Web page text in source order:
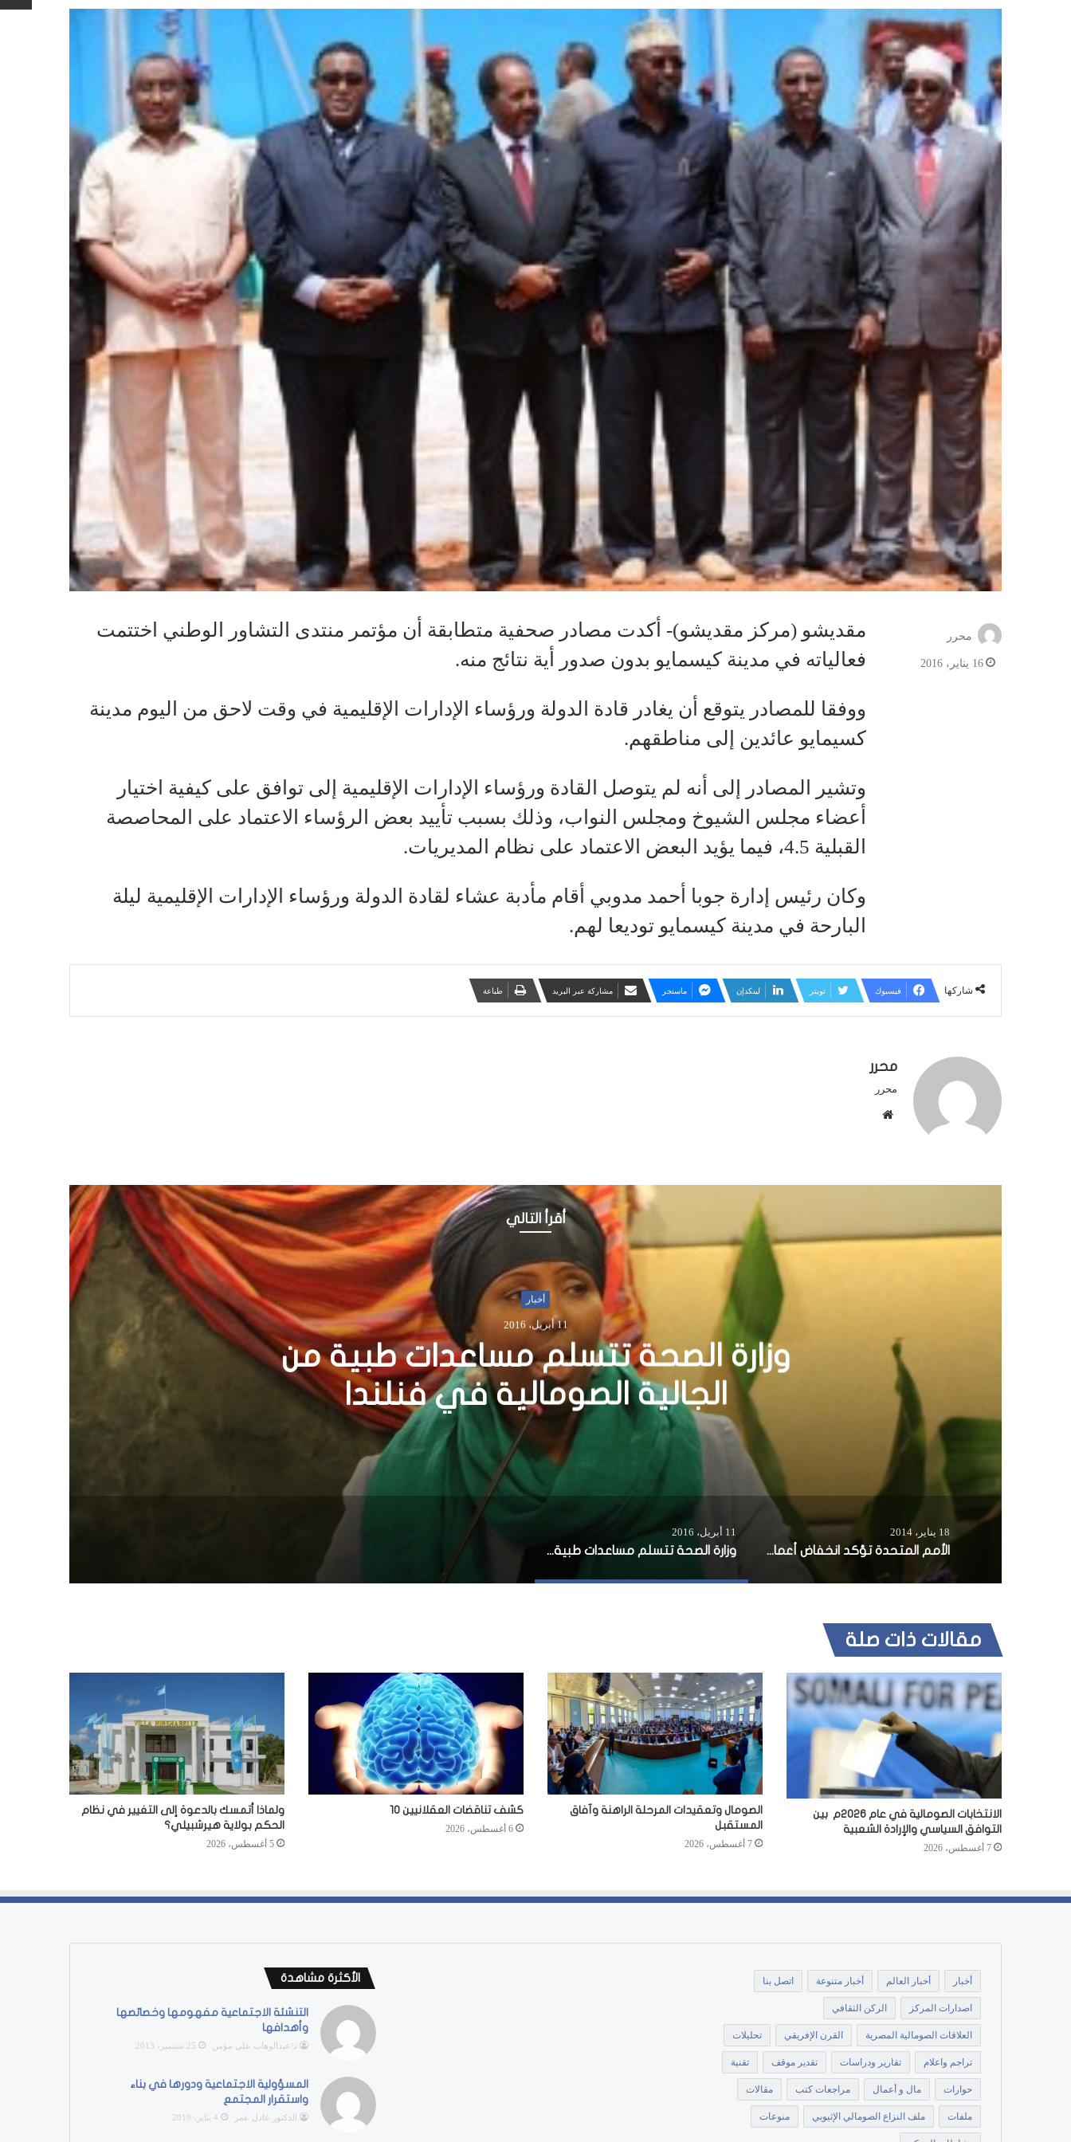
مقديشو (مركز مقديشو)- أكدت مصادر صحفية متطابقة أن مؤتمر منتدى التشاور الوطني اختتمت
فعالياته في مدينة كيسمايو بدون صدور أية نتائج منه.
ووفقا للمصادر يتوقع أن يغادر قادة الدولة ورؤساء الإدارات الإقليمية في وقت لاحق من اليوم مدينة
كسيمايو عائدين إلى مناطقهم.
وتشير المصادر إلى أنه لم يتوصل القادة ورؤساء الإدارات الإقليمية إلى توافق على كيفية اختيار
أعضاء مجلس الشيوخ ومجلس النواب، وذلك بسبب تأييد بعض الرؤساء الاعتماد على المحاصصة
القبلية 4.5، فيما يؤيد البعض الاعتماد على نظام المديريات.
وكان رئيس إدارة جوبا أحمد مدوبي أقام مأدبة عشاء لقادة الدولة ورؤساء الإدارات الإقليمية ليلة
البارحة في مدينة كيسمايو توديعا لهم.
محرر
16 يناير، 2016
شاركها فيسبوك تويتر لينكدإن ماسنجر مشاركة عبر البريد طباعة
محرر
محرر
و
أقرأ التالي
أخبار
18 يناير، 2014
الأمم المتحدة تؤكد انخفاض أعمال
القرصنة البحرية في أنحاء العالم
18 يناير، 2014
الأمم المتحدة تؤكد انخفاض أعمال القرصنة البحرية في أنحاء العالم
11 أبريل، 2016
وزارة الصحة تتسلم مساعدات طبية من الجالية الصومالية في فنلندا
مقالات ذات صلة
الانتخابات الصومالية في عام 2026م بين
التوافق السياسي والإرادة الشعبية
7 أغسطس، 2026
الصومال وتعقيدات المرحلة الراهنة وآفاق
المستقبل
7 أغسطس، 2026
كشف تناقضات العقلانيين 10
6 أغسطس، 2026
ولماذا أتمسك بالدعوة إلى التغيير في نظام
الحكم بولاية هيرشبيلي؟
5 أغسطس، 2026
أخبار أخبار العالم أخبار متنوعة اتصل بنا
اصدارات المركز الركن الثقافي
العلاقات الصومالية المصرية القرن الإفريقي تحليلات
تراجم واعلام تقارير ودراسات تقدير موقف تقنية
حوارات مال و أعمال مراجعات كتب مقالات
ملفات ملف النزاع الصومالي الإثيوبي منوعات
الأكثرة مشاهدة
التنشئة الاجتماعية مفهومها وخصائصها
وأهدافها
د/عبدالوهاب على مؤمن 25 سبتمبر، 2013
المسؤولية الاجتماعية ودورها في بناء
واستقرار المجتمع
الدكتور عادل عمر 4 يناير، 2019